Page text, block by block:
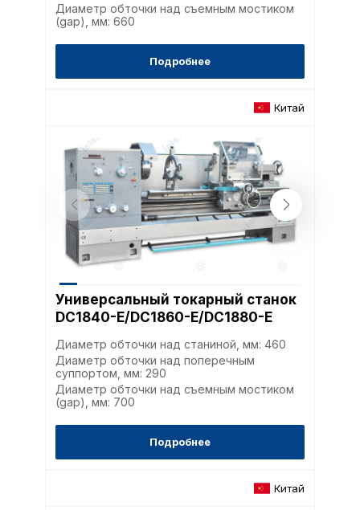
Диаметр обточки над съемным мостиком
(gap), мм: 660
Подробнее
Китай
Универсальный токарный станок
DC1840-E/DC1860-E/DC1880-E
Диаметр обточки над станиной, мм: 460
Диаметр обточки над поперечным
суппортом, мм: 290
Диаметр обточки над съемным мостиком
(gap), мм: 700
Подробнее
Китай